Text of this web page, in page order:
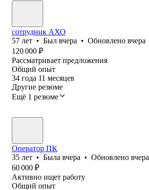
сотрудник АХО
57 лет • Был вчера • Обновлено вчера
120 000 ₽
Рассматривает предложения
Общий опыт
34 года 11 месяцев
Другие резюме
Ещё 1 резюме
Оператор ПК
35 лет • Была вчера • Обновлено вчера
60 000 ₽
Активно ищет работу
Общий опыт